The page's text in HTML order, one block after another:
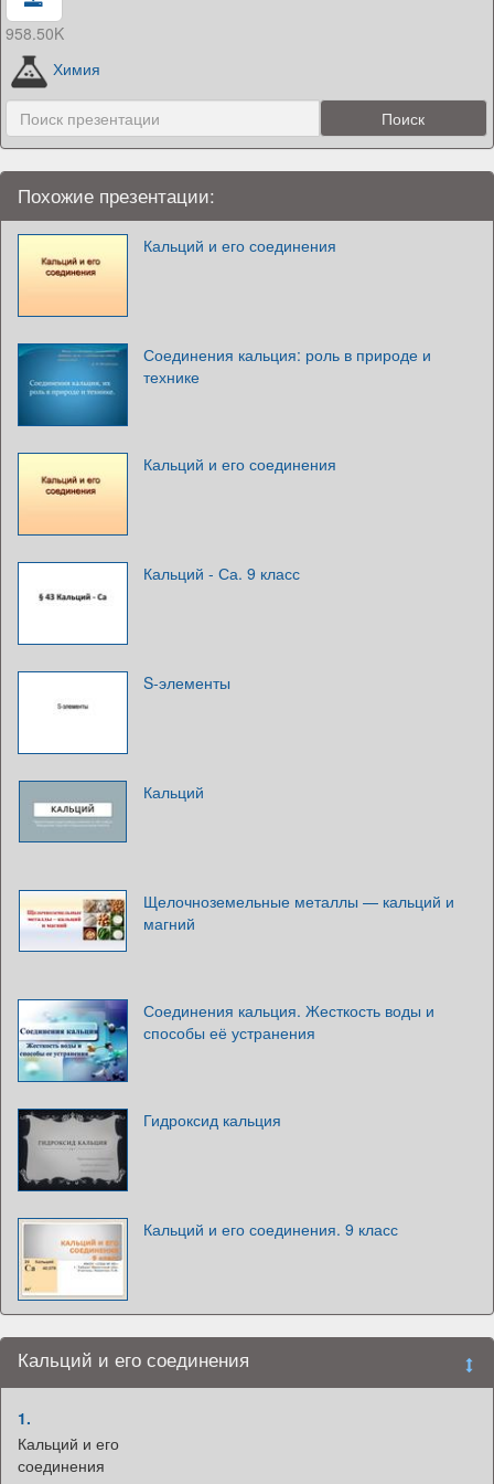
958.50K
Химия
Похожие презентации:
Кальций и его соединения
Соединения кальция: роль в природе и
технике
Кальций и его соединения
Кальций - Са. 9 класс
S-элементы
Кальций
Щелочноземельные металлы — кальций и
магний
Соединения кальция. Жесткость воды и
способы её устранения
Гидроксид кальция
Кальций и его соединения. 9 класс
Кальций и его соединения
1.
Кальций и его
соединения